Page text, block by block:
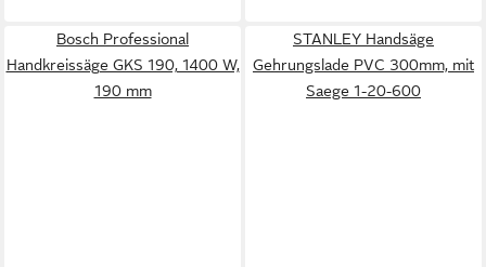
Bosch Professional
Handkreissäge GKS 190, 1400 W,
190 mm
STANLEY Handsäge
Gehrungslade PVC 300mm, mit
Saege 1-20-600